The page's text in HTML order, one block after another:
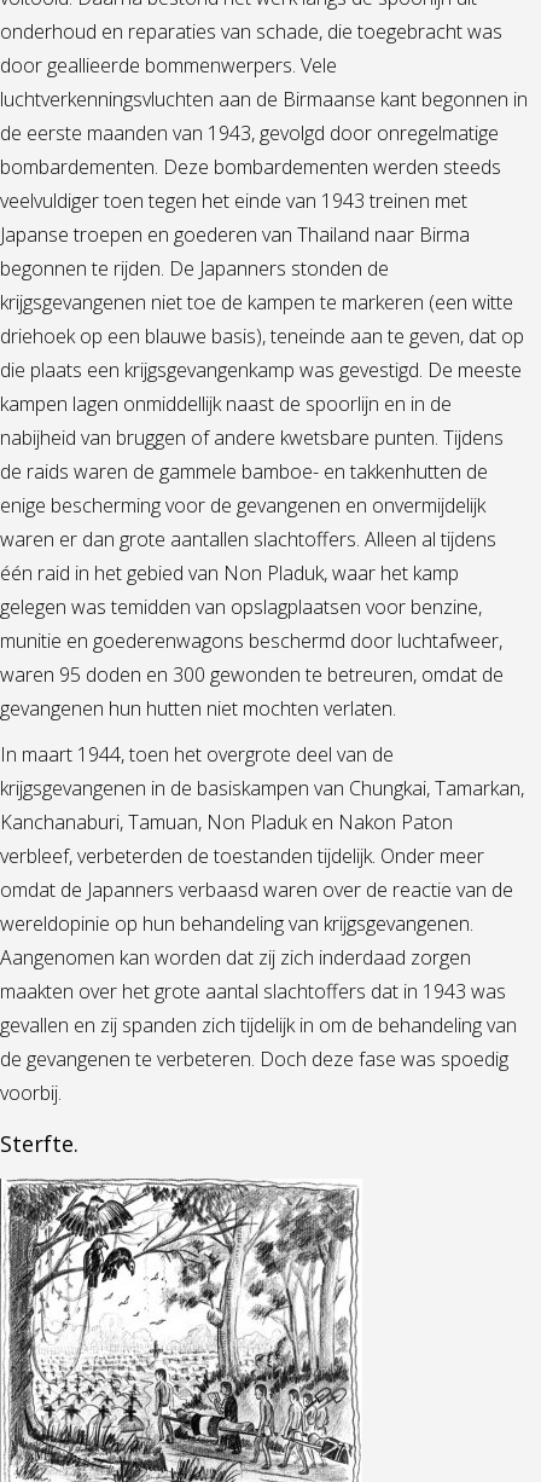
onderhoud en reparaties van schade, die toegebracht was
door geallieerde bommenwerpers. Vele
luchtverkenningsvluchten aan de Birmaanse kant begonnen in
de eerste maanden van 1943, gevolgd door onregelmatige
bombardementen. Deze bombardementen werden steeds
veelvuldiger toen tegen het einde van 1943 treinen met
Japanse troepen en goederen van Thailand naar Birma
begonnen te rijden. De Japanners stonden de
krijgsgevangenen niet toe de kampen te markeren (een witte
driehoek op een blauwe basis), teneinde aan te geven, dat op
die plaats een krijgsgevangenkamp was gevestigd. De meeste
kampen lagen onmiddellijk naast de spoorlijn en in de
nabijheid van bruggen of andere kwetsbare punten. Tijdens
de raids waren de gammele bamboe- en takkenhutten de
enige bescherming voor de gevangenen en onvermijdelijk
waren er dan grote aantallen slachtoffers. Alleen al tijdens
één raid in het gebied van Non Pladuk, waar het kamp
gelegen was temidden van opslagplaatsen voor benzine,
munitie en goederenwagons beschermd door luchtafweer,
waren 95 doden en 300 gewonden te betreuren, omdat de
gevangenen hun hutten niet mochten verlaten.
In maart 1944, toen het overgrote deel van de
krijgsgevangenen in de basiskampen van Chungkai, Tamarkan,
Kanchanaburi, Tamuan, Non Pladuk en Nakon Paton
verbleef, verbeterden de toestanden tijdelijk. Onder meer
omdat de Japanners verbaasd waren over de reactie van de
wereldopinie op hun behandeling van krijgsgevangenen.
Aangenomen kan worden dat zij zich inderdaad zorgen
maakten over het grote aantal slachtoffers dat in 1943 was
gevallen en zij spanden zich tijdelijk in om de behandeling van
de gevangenen te verbeteren. Doch deze fase was spoedig
voorbij.
Sterfte.